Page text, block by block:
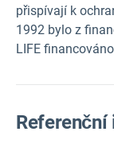
přispívají k
1992 bylo z
LIFE